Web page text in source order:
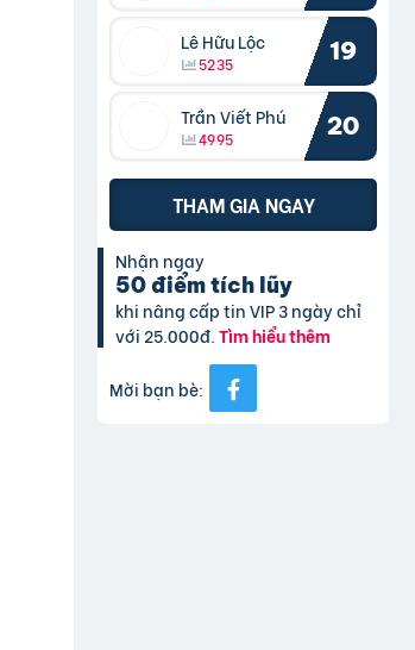
Lê Hữu Lộc
5235 19
Trần Viết Phú
4995 20
THAM GIA NGAY
Nhận ngay
50 điểm tích lũy
khi nâng cấp tin VIP 3 ngày chỉ
với 25.000đ.Tìm hiểu thêm
Mời bạn bè: